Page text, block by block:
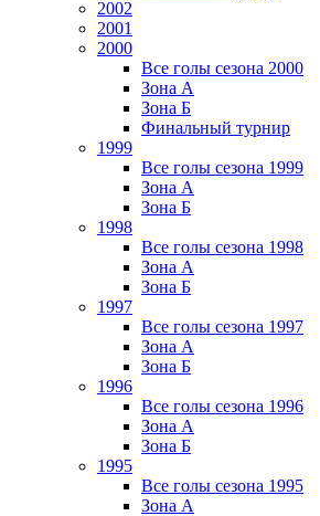
2002
2001
2000
Все голы сезона 2000
Зона А
Зона Б
Финальный турнир
1999
Все голы сезона 1999
Зона А
Зона Б
1998
Все голы сезона 1998
Зона А
Зона Б
1997
Все голы сезона 1997
Зона А
Зона Б
1996
Все голы сезона 1996
Зона А
Зона Б
1995
Все голы сезона 1995
Зона А